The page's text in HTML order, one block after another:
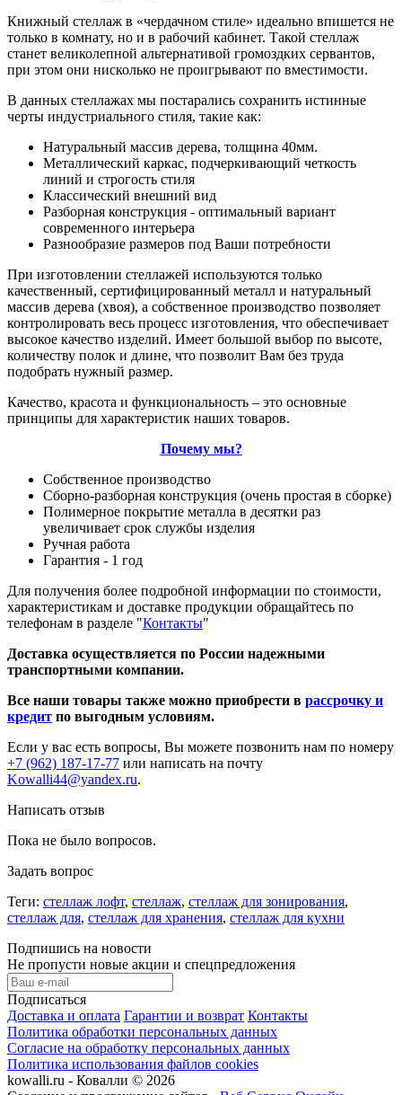
Книжный стеллаж в «чердачном стиле» идеально впишется не
только в комнату, но и в рабочий кабинет. Такой стеллаж
станет великолепной альтернативой громоздких сервантов,
при этом они нисколько не проигрывают по вместимости.
В данных стеллажах мы постарались сохранить истинные
черты индустриального стиля, такие как:
Натуральный массив дерева, толщина 40мм.
Металлический каркас, подчеркивающий четкость
линий и строгость стиля
Классический внешний вид
Разборная конструкция - оптимальный вариант
современного интерьера
Разнообразие размеров под Ваши потребности
При изготовлении стеллажей используются только
качественный, сертифицированный металл и натуральный
массив дерева (хвоя), а собственное производство позволяет
контролировать весь процесс изготовления, что обеспечивает
высокое качество изделий. Имеет большой выбор по высоте,
количеству полок и длине, что позволит Вам без труда
подобрать нужный размер.
Качество, красота и функциональность – это основные
принципы для характеристик наших товаров.
Почему мы?
Собственное производство
Сборно-разборная конструкция (очень простая в сборке)
Полимерное покрытие металла в десятки раз
увеличивает срок службы изделия
Ручная работа
Гарантия - 1 год
Для получения более подробной информации по стоимости,
характеристикам и доставке продукции обращайтесь по
телефонам в разделе "Контакты"
Доставка осуществляется по России надежными
транспортными компании.
Все наши товары также можно приобрести в рассрочку и
кредит по выгодным условиям.
Если у вас есть вопросы, Вы можете позвонить нам по номеру
+7 (962) 187-17-77 или написать на почту
Kowalli44@yandex.ru.
Написать отзыв
Пока не было вопросов.
Задать вопрос
Теги: стеллаж лофт, стеллаж, стеллаж для зонирования,
стеллаж для, стеллаж для хранения, стеллаж для кухни
Подпишись на новости
Не пропусти новые акции и спецпредложения
Подписаться
Доставка и оплата Гарантии и возврат Контакты
Политика обработки персональных данных
Согласие на обработку персональных данных
Политика использования файлов cookies
kowalli.ru - Ковалли © 2026